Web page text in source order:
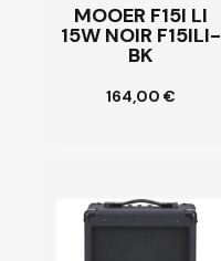
MOOER F15I LI
15W NOIR F15ILI-
BK
164,00 €
Ajouter au
panier